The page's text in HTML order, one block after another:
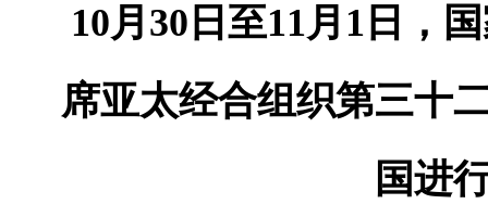
10月30日至11月1日，
席亚太经合组织第三十
国进